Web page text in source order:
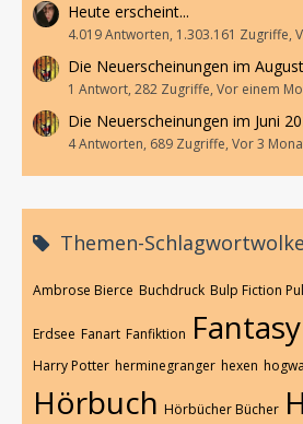
Heute erscheint...
4.019 Antworten, 1.303.161 Zugriffe,
Die Neuerscheinungen im
1 Antwort, 282 Zugriffe, Vor einem
Die Neuerscheinungen im Juni
4 Antworten, 689 Zugriffe, Vor 3
Themen-Schlagwortwolke
Ambrose Bierce Buchdruck Bulp Fiction
Erdsee Fanart Fanfiktion Fantasy
Harry Potter herminegranger hexen
Hörbuch Hörbücher Bücher